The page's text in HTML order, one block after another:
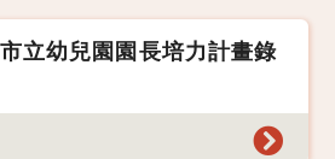
立幼兒園園長培力計畫錄